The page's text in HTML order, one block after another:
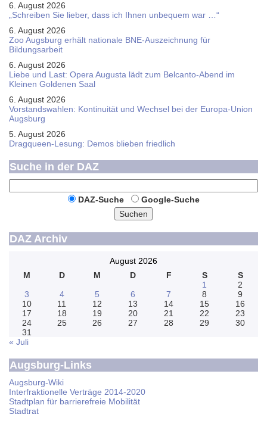
6. August 2026
„Schreiben Sie lieber, dass ich Ihnen unbequem war …“
6. August 2026
Zoo Augsburg erhält nationale BNE-Auszeichnung für
Bildungsarbeit
6. August 2026
Liebe und Last: Opera Augusta lädt zum Belcanto-Abend im
Kleinen Goldenen Saal
6. August 2026
Vorstandswahlen: Kontinuität und Wechsel bei der Europa-Union
Augsburg
5. August 2026
Dragqueen-Lesung: Demos blieben friedlich
Suche in der DAZ
DAZ-Suche
Google-Suche
Suchen
DAZ Archiv
August 2026
M
D M D F S
S
1
2
3
4 5 6 7 8
9
10
11 12 13 14 15
16
17
18 19 20 21 22
23
24
25 26 27 28 29
30
31
« Juli
Augsburg-Links
Augsburg-Wiki
Interfraktionelle Verträge 2014-2020
Stadtplan für barrierefreie Mobilität
Stadtrat